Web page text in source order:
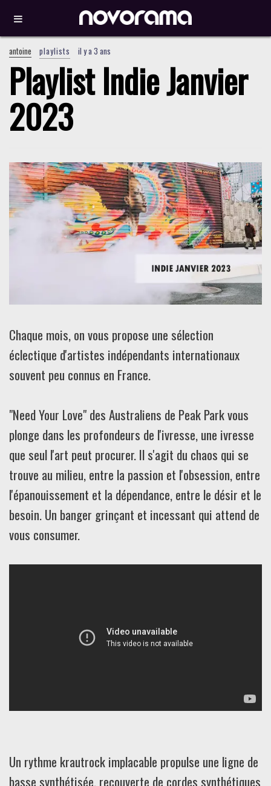
antoine playlists il y a 3 ans
Playlist Indie Janvier
2023
Chaque mois, on vous propose une sélection
éclectique d'artistes indépendants internationaux
souvent peu connus en France.
"Need Your Love" des Australiens de Peak Park vous
plonge dans les profondeurs de l'ivresse, une ivresse
que seul l'art peut procurer. Il s'agit du chaos qui se
trouve au milieu, entre la passion et l'obsession, entre
l'épanouissement et la dépendance, entre le désir et le
besoin. Un banger grinçant et incessant qui attend de
vous consumer.
Un rythme krautrock implacable propulse une ligne de
basse synthétisée, recouverte de cordes synthétiques